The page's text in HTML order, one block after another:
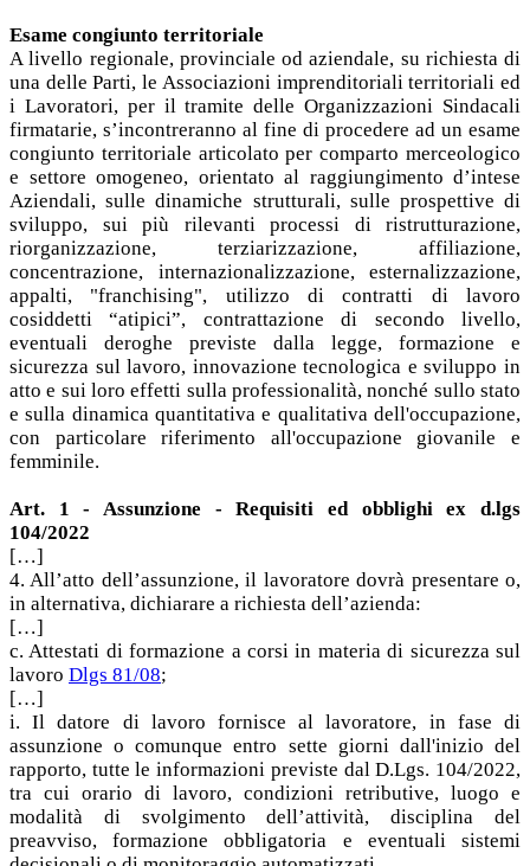
Esame congiunto territoriale
A livello regionale, provinciale od aziendale, su richiesta di
una delle Parti, le Associazioni imprenditoriali territoriali ed
i Lavoratori, per il tramite delle Organizzazioni Sindacali
firmatarie, s’incontreranno al fine di procedere ad un esame
congiunto territoriale articolato per comparto merceologico
e settore omogeneo, orientato al raggiungimento d’intese
Aziendali, sulle dinamiche strutturali, sulle prospettive di
sviluppo, sui più rilevanti processi di ristrutturazione,
riorganizzazione, terziarizzazione, affiliazione,
concentrazione, internazionalizzazione, esternalizzazione,
appalti, "franchising", utilizzo di contratti di lavoro
cosiddetti “atipici”, contrattazione di secondo livello,
eventuali deroghe previste dalla legge, formazione e
sicurezza sul lavoro, innovazione tecnologica e sviluppo in
atto e sui loro effetti sulla professionalità, nonché sullo stato
e sulla dinamica quantitativa e qualitativa dell'occupazione,
con particolare riferimento all'occupazione giovanile e
femminile.
Art. 1 - Assunzione - Requisiti ed obblighi ex d.lgs
104/2022
[…]
4. All’atto dell’assunzione, il lavoratore dovrà presentare o,
in alternativa, dichiarare a richiesta dell’azienda:
[…]
c. Attestati di formazione a corsi in materia di sicurezza sul
lavoro Dlgs 81/08;
[…]
i. Il datore di lavoro fornisce al lavoratore, in fase di
assunzione o comunque entro sette giorni dall'inizio del
rapporto, tutte le informazioni previste dal D.Lgs. 104/2022,
tra cui orario di lavoro, condizioni retributive, luogo e
modalità di svolgimento dell’attività, disciplina del
preavviso, formazione obbligatoria e eventuali sistemi